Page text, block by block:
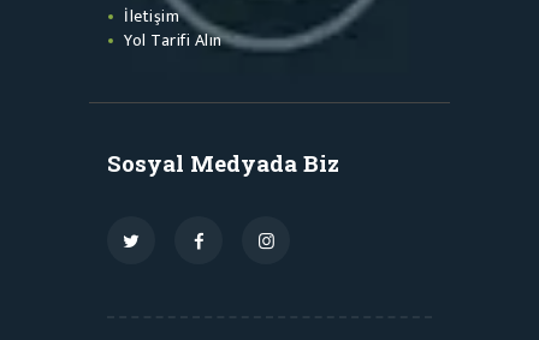
İletişim
Yol Tarifi Alın
Sosyal Medyada Biz